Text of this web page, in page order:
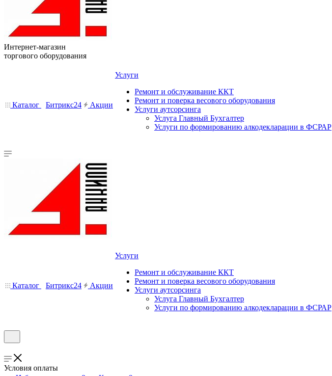
Интернет-магазин
торгового оборудования
Каталог Битрикс24 Акции
Услуги
Ремонт и обслуживание ККТ
Ремонт и поверка весового оборудования
Услуги аутсорсинга
Услуга Главный Бухгалтер
Услуги по формированию алкодекларации в ФСРАР
Каталог Битрикс24 Акции
Услуги
Ремонт и обслуживание ККТ
Ремонт и поверка весового оборудования
Услуги аутсорсинга
Услуга Главный Бухгалтер
Услуги по формированию алкодекларации в ФСРАР
Условия оплаты